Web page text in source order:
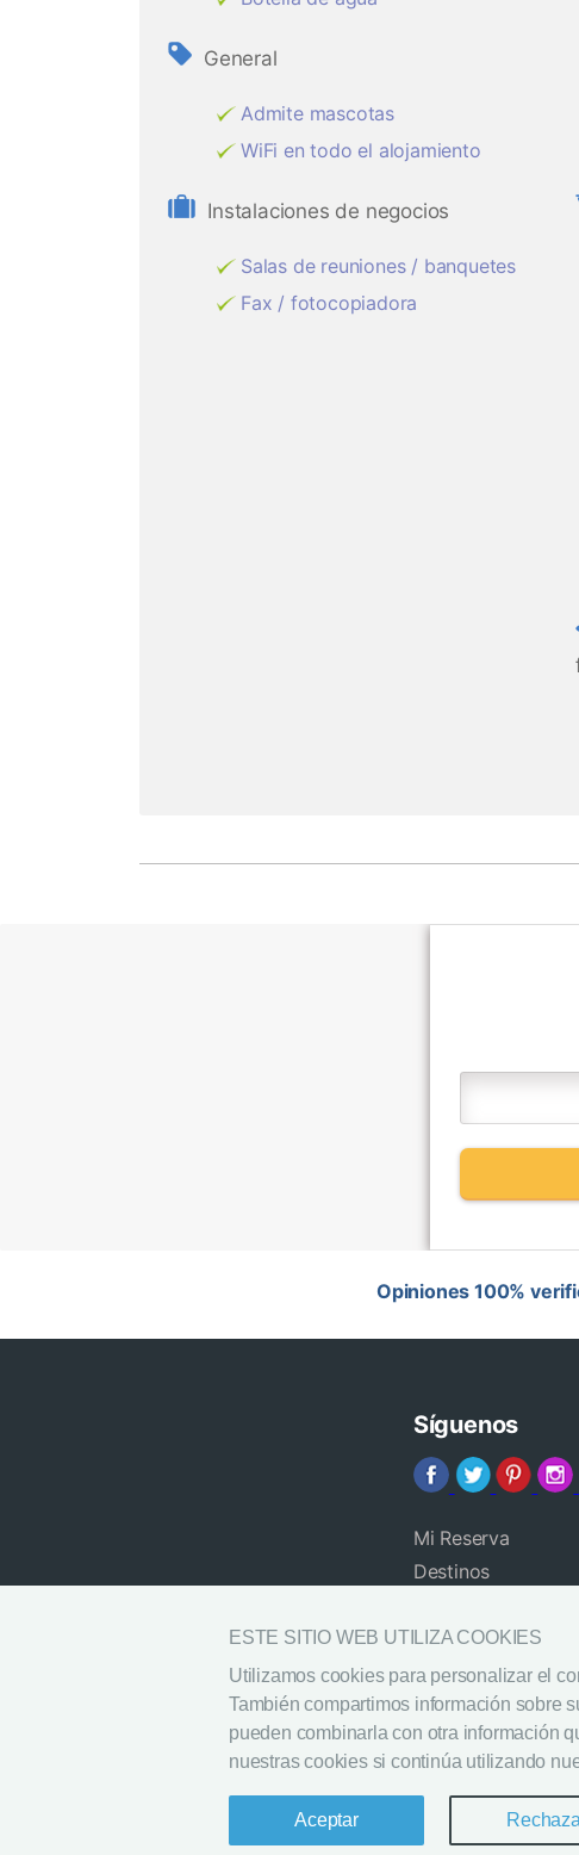
General
Admite mascotas
WiFi en todo el alojamiento
Instalaciones de negocios
Salas de reuniones / banquetes
Fax / fotocopiadora
Opiniones 100%
Síguenos
Mi Reserva
Destinos
Preguntas
Ayuda
ESTE SITIO WEB UTILIZA COOKIES
Utilizamos cookies para personalizar el
También compartimos información sobre
pueden combinarla con otra información
nuestras cookies si continúa utilizando
Aceptar